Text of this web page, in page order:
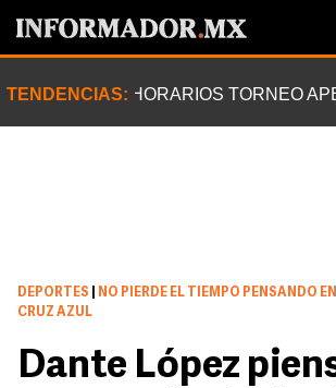
TENDENCIAS: HORARIOS TORNEO
DEPORTES
NO PIERDE EL TIEMPO PENSANDO
CRUZ AZUL
Dante López